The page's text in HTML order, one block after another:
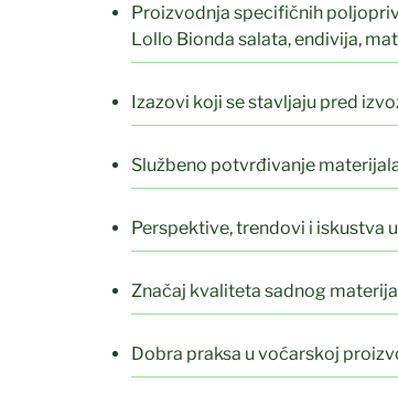
Proizvodnja specifičnih
Lollo Bionda salata, endivija,
Izazovi koji se stavljaju pred
Službeno potvrđivanje
Perspektive, trendovi i iskustva
Značaj kvaliteta sadnog
Dobra praksa u voćarskoj